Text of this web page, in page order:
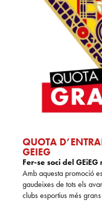
QUOTA
GEIEG
Fer-se soci del
Amb aquesta promoció
gaudeixes de tots els
clubs esportius més